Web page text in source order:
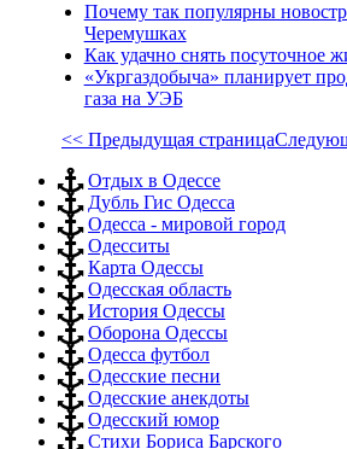
Почему так популярны
Черемушках
Как удачно снять посуточное
«Укргаздобыча» планирует
газа на УЭБ
<< Предыдущая страница
Отдых в Одессе
Дубль Гис Одесса
Одесса - мировой город
Одесситы
Карта Одессы
Одесская область
История Одессы
Оборона Одессы
Одесса футбол
Одесские песни
Одесские анекдоты
Одесский юмор
Стихи Бориса Барского